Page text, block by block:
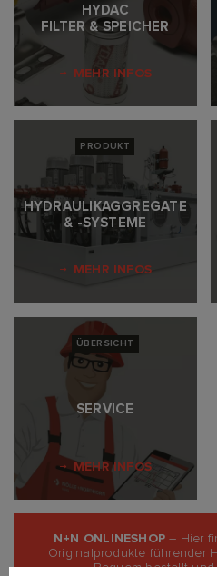
HYDAC
FILTER & SPEICHER
MEHR INFOS
PRODUKT
HYDRAULIKAGGREGATE
& -SYSTEME
MEHR INFOS
ÜBERSICHT
SERVICE
MEHR INFOS
N+N ONLINESHOP – Hier
Originalprodukte führender
Bequem bestellt